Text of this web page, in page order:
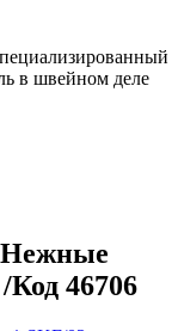
в швейном деле
46706